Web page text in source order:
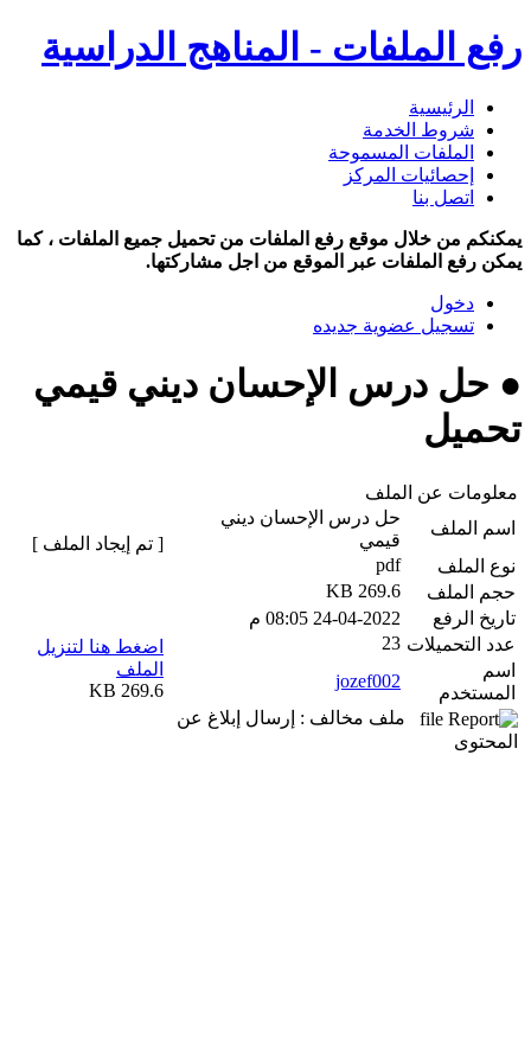
رفع الملفات - المناهج الدراسية
الرئيسية
شروط الخدمة
الملفات المسموحة
إحصائيات المركز
اتصل بنا
يمكنكم من خلال موقع رفع الملفات من تحميل جميع الملفات ، كما
يمكن رفع الملفات عبر الموقع من اجل مشاركتها.
دخول
تسجيل عضوية جديده
● حل درس الإحسان ديني قيمي
تحميل
معلومات عن الملف
اسم الملف
حل درس الإحسان ديني
قيمي
نوع الملف
pdf
حجم الملف
269.6 KB
تاريخ الرفع
24-04-2022 08:05 م
عدد التحميلات 23
اسم
المستخدم
jozef002
ملف مخالف : إرسال إبلاغ عن
المحتوى
[ تم إيجاد الملف ]
اضغط هنا لتنزيل
الملف
269.6 KB